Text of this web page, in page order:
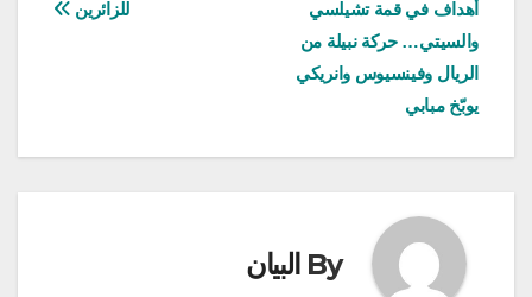
للزائرين
أهداف في قمة تشيلسي
والسيتي… حركة نبيلة من
الريال وفينسيوس وانريكي
يوبّخ مبابي
By البيان